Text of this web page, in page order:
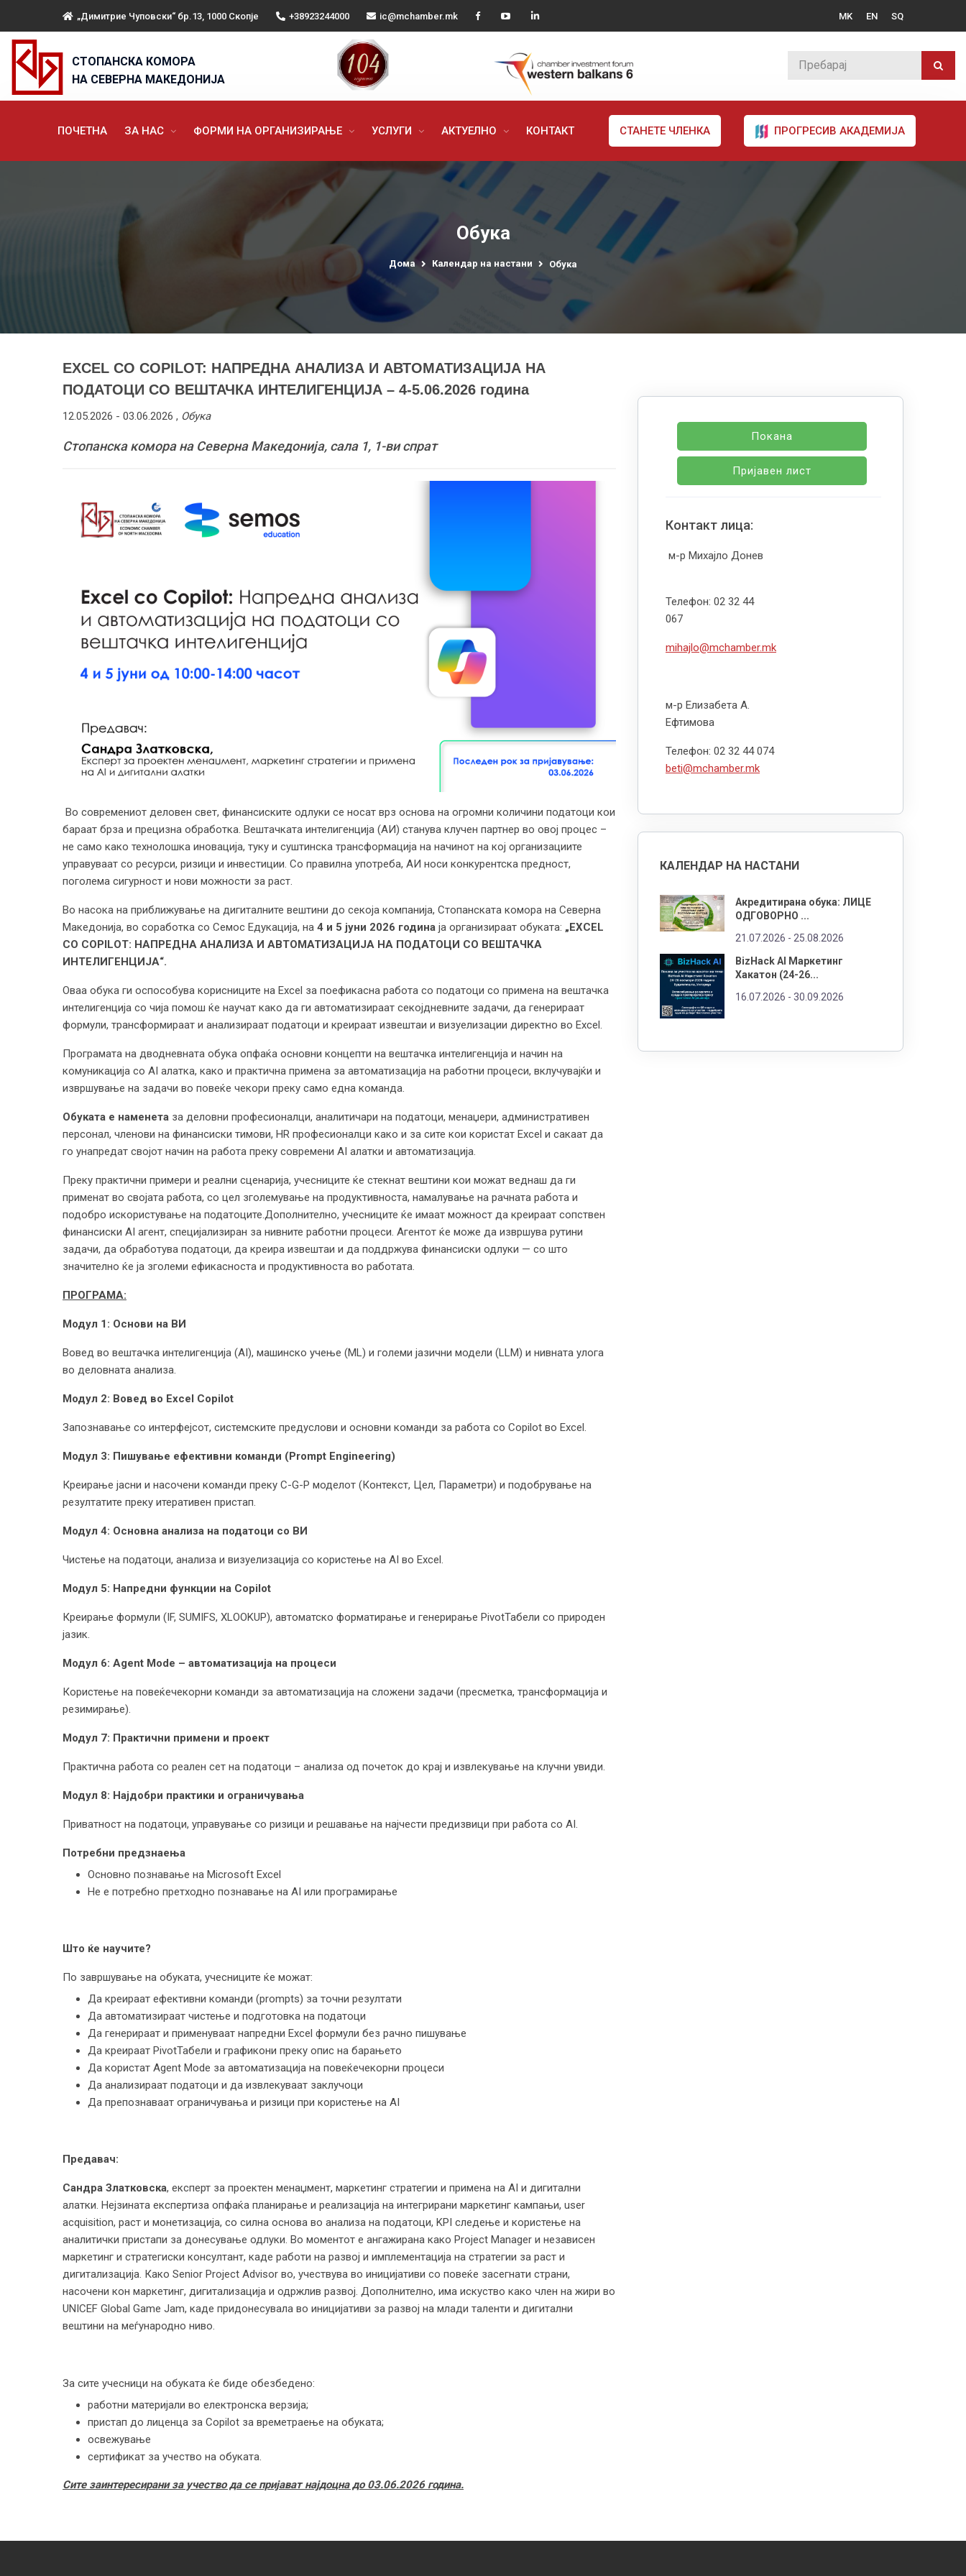
„Димитрие Чуповски“ бр.13, 1000 Скопје +38923244000 ic@mchamber.mk MK EN SQ
СТОПАНСКА КОМОРА
НА СЕВЕРНА МАКЕДОНИЈА
ПОЧЕТНА ЗА НАС ФОРМИ НА ОРГАНИЗИРАЊЕ УСЛУГИ АКТУЕЛНО КОНТАКТ СТАНЕТЕ ЧЛЕНКА ПРОГРЕСИВ АКАДЕМИЈА
Обука
Дома Календар на настани Обука
EXCEL СО COPILOT: НАПРЕДНА АНАЛИЗА И АВТОМАТИЗАЦИЈА НА
ПОДАТОЦИ СО ВЕШТАЧКА ИНТЕЛИГЕНЦИЈА – 4-5.06.2026 година
12.05.2026 - 03.06.2026 , Обука
Стопанска комора на Северна Македонија, сала 1, 1-ви спрат
Во современиот деловен свет, финансиските одлуки се носат врз основа на огромни количини податоци кои
бараат брза и прецизна обработка. Вештачката интелигенција (АИ) станува клучен партнер во овој процес –
не само како технолошка иновација, туку и суштинска трансформација на начинот на кој организациите
управуваат со ресурси, ризици и инвестиции. Со правилна употреба, АИ носи конкурентска предност,
поголема сигурност и нови можности за раст.
Во насока на приближување на дигиталните вештини до секоја компанија, Стопанската комора на Северна
Македонија, во соработка со Семос Едукација, на 4 и 5 јуни 2026 година ја организираат обуката: „EXCEL
СО COPILOT: НАПРЕДНА АНАЛИЗА И АВТОМАТИЗАЦИЈА НА ПОДАТОЦИ СО ВЕШТАЧКА
ИНТЕЛИГЕНЦИЈА“.
Оваа обука ги оспособува корисниците на Excel за поефикасна работа со податоци со примена на вештачка
интелигенција со чија помош ќе научат како да ги автоматизираат секојдневните задачи, да генерираат
формули, трансформираат и анализираат податоци и креираат извештаи и визуелизации директно во Excel.
Програмата на дводневната обука опфаќа основни концепти на вештачка интелигенција и начин на
комуникација со AI алатка, како и практична примена за автоматизација на работни процеси, вклучувајќи и
извршување на задачи во повеќе чекори преку само една команда.
Обуката е наменета за деловни професионалци, аналитичари на податоци, менаџери, административен
персонал, членови на финансиски тимови, HR професионалци како и за сите кои користат Excel и сакаат да
го унапредат својот начин на работа преку современи AI алатки и автоматизација.
Преку практични примери и реални сценарија, учесниците ќе стекнат вештини кои можат веднаш да ги
применат во својата работа, со цел зголемување на продуктивноста, намалување на рачната работа и
подобро искористување на податоците.Дополнително, учесниците ќе имаат можност да креираат сопствен
финансиски AI агент, специјализиран за нивните работни процеси. Агентот ќе може да извршува рутини
задачи, да обработува податоци, да креира извештаи и да поддржува финансиски одлуки — со што
значително ќе ја зголеми ефикасноста и продуктивноста во работата.
ПРОГРАМА:
Модул 1: Основи на ВИ
Вовед во вештачка интелигенција (AI), машинско учење (ML) и големи јазични модели (LLM) и нивната улога
во деловната анализа.
Модул 2: Вовед во Excel Copilot
Запознавање со интерфејсот, системските предуслови и основни команди за работа со Copilot во Excel.
Модул 3: Пишување ефективни команди (Prompt Engineering)
Креирање јасни и насочени команди преку C-G-P моделот (Контекст, Цел, Параметри) и подобрување на
резултатите преку итеративен пристап.
Модул 4: Основна анализа на податоци со ВИ
Чистење на податоци, анализа и визуелизација со користење на AI во Excel.
Модул 5: Напредни функции на Copilot
Креирање формули (IF, SUMIFS, XLOOKUP), автоматско форматирање и генерирање PivotТабели со природен
јазик.
Модул 6: Agent Mode – автоматизација на процеси
Користење на повеќечекорни команди за автоматизација на сложени задачи (пресметка, трансформација и
резимирање).
Модул 7: Практични примени и проект
Практична работа со реален сет на податоци – анализа од почеток до крај и извлекување на клучни увиди.
Модул 8: Најдобри практики и ограничувања
Приватност на податоци, управување со ризици и решавање на најчести предизвици при работа со AI.
Потребни предзнаења
Основно познавање на Microsoft Excel
Не е потребно претходно познавање на AI или програмирање
Што ќе научите?
По завршување на обуката, учесниците ќе можат:
Да креираат ефективни команди (prompts) за точни резултати
Да автоматизираат чистење и подготовка на податоци
Да генерираат и применуваат напредни Excel формули без рачно пишување
Да креираат PivotТабели и графикони преку опис на барањето
Да користат Agent Mode за автоматизација на повеќечекорни процеси
Да анализираат податоци и да извлекуваат заклучоци
Да препознаваат ограничувања и ризици при користење на AI
Предавач:
Сандра Златковска, eксперт за проектен менаџмент, маркетинг стратегии и примена на AI и дигитални
алатки. Нејзината експертиза опфаќа планирање и реализација на интегрирани маркетинг кампањи, user
acquisition, раст и монетизација, со силна основа во анализа на податоци, KPI следење и користење на
аналитички пристапи за донесување одлуки. Во моментот е ангажирана како Project Manager и независен
маркетинг и стратегиски консултант, каде работи на развој и имплементација на стратегии за раст и
дигитализација. Како Senior Project Advisor во, учествува во иницијативи со повеќе засегнати страни,
насочени кон маркетинг, дигитализација и одржлив развој. Дополнително, има искуство како член на жири во
UNICEF Global Game Jam, каде придонесувала во иницијативи за развој на млади таленти и дигитални
вештини на меѓународно ниво.
За сите учесници на обуката ќе биде обезбедено:
работни материјали во електронска верзија;
пристап до лиценца за Copilot за времетраење на обуката;
освежување
сертификат за учество на обуката.
Сите заинтересирани за учество да се пријават најдоцна до 03.06.2026 година.
Покана
Пријавен лист
Контакт лица:
м-р Михајло Донев
Телефон: 02 32 44
067
mihajlo@mchamber.mk
м-р Елизабета А.
Ефтимова
Телефон: 02 32 44 074
beti@mchamber.mk
КАЛЕНДАР НА НАСТАНИ
Акредитирана обука: ЛИЦЕ
ОДГОВОРНО ...
21.07.2026 - 25.08.2026
BizHack AI Маркетинг
Хакатон (24-26...
16.07.2026 - 30.09.2026